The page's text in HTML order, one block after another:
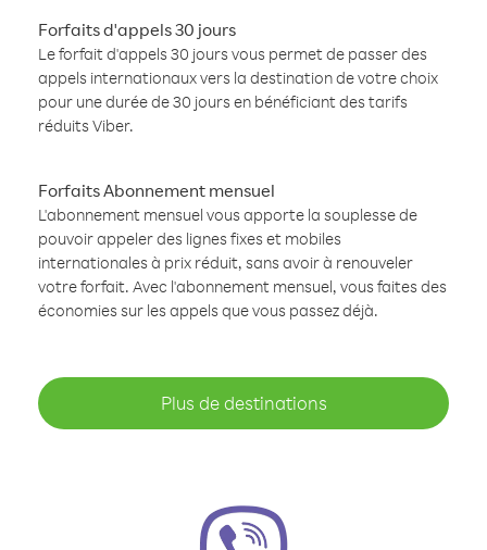
Forfaits d'appels 30 jours
Le forfait d'appels 30 jours vous permet de passer des
appels internationaux vers la destination de votre choix
pour une durée de 30 jours en bénéficiant des tarifs
réduits Viber.
Forfaits Abonnement mensuel
L'abonnement mensuel vous apporte la souplesse de
pouvoir appeler des lignes fixes et mobiles
internationales à prix réduit, sans avoir à renouveler
votre forfait. Avec l'abonnement mensuel, vous faites des
économies sur les appels que vous passez déjà.
Plus de destinations